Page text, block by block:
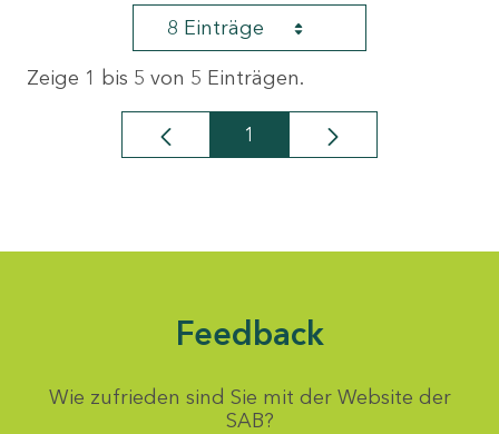
8 Einträge
Zeige 1 bis 5 von 5 Einträgen.
Seite
1
Feedback
Wie zufrieden sind Sie mit der Website der
SAB?